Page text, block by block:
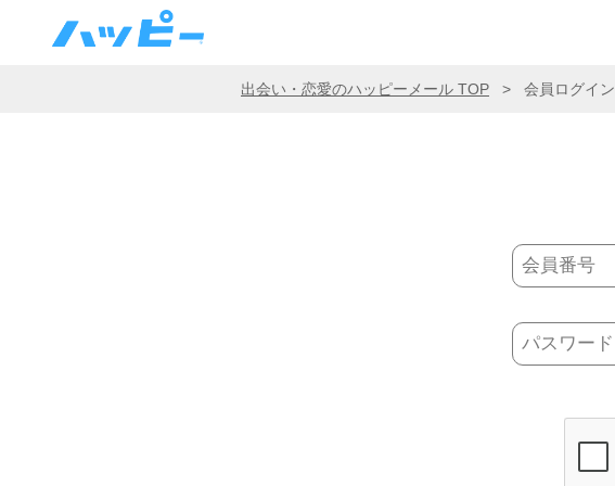
出会い・恋愛のハッピーメール TOP > 会員ログイン